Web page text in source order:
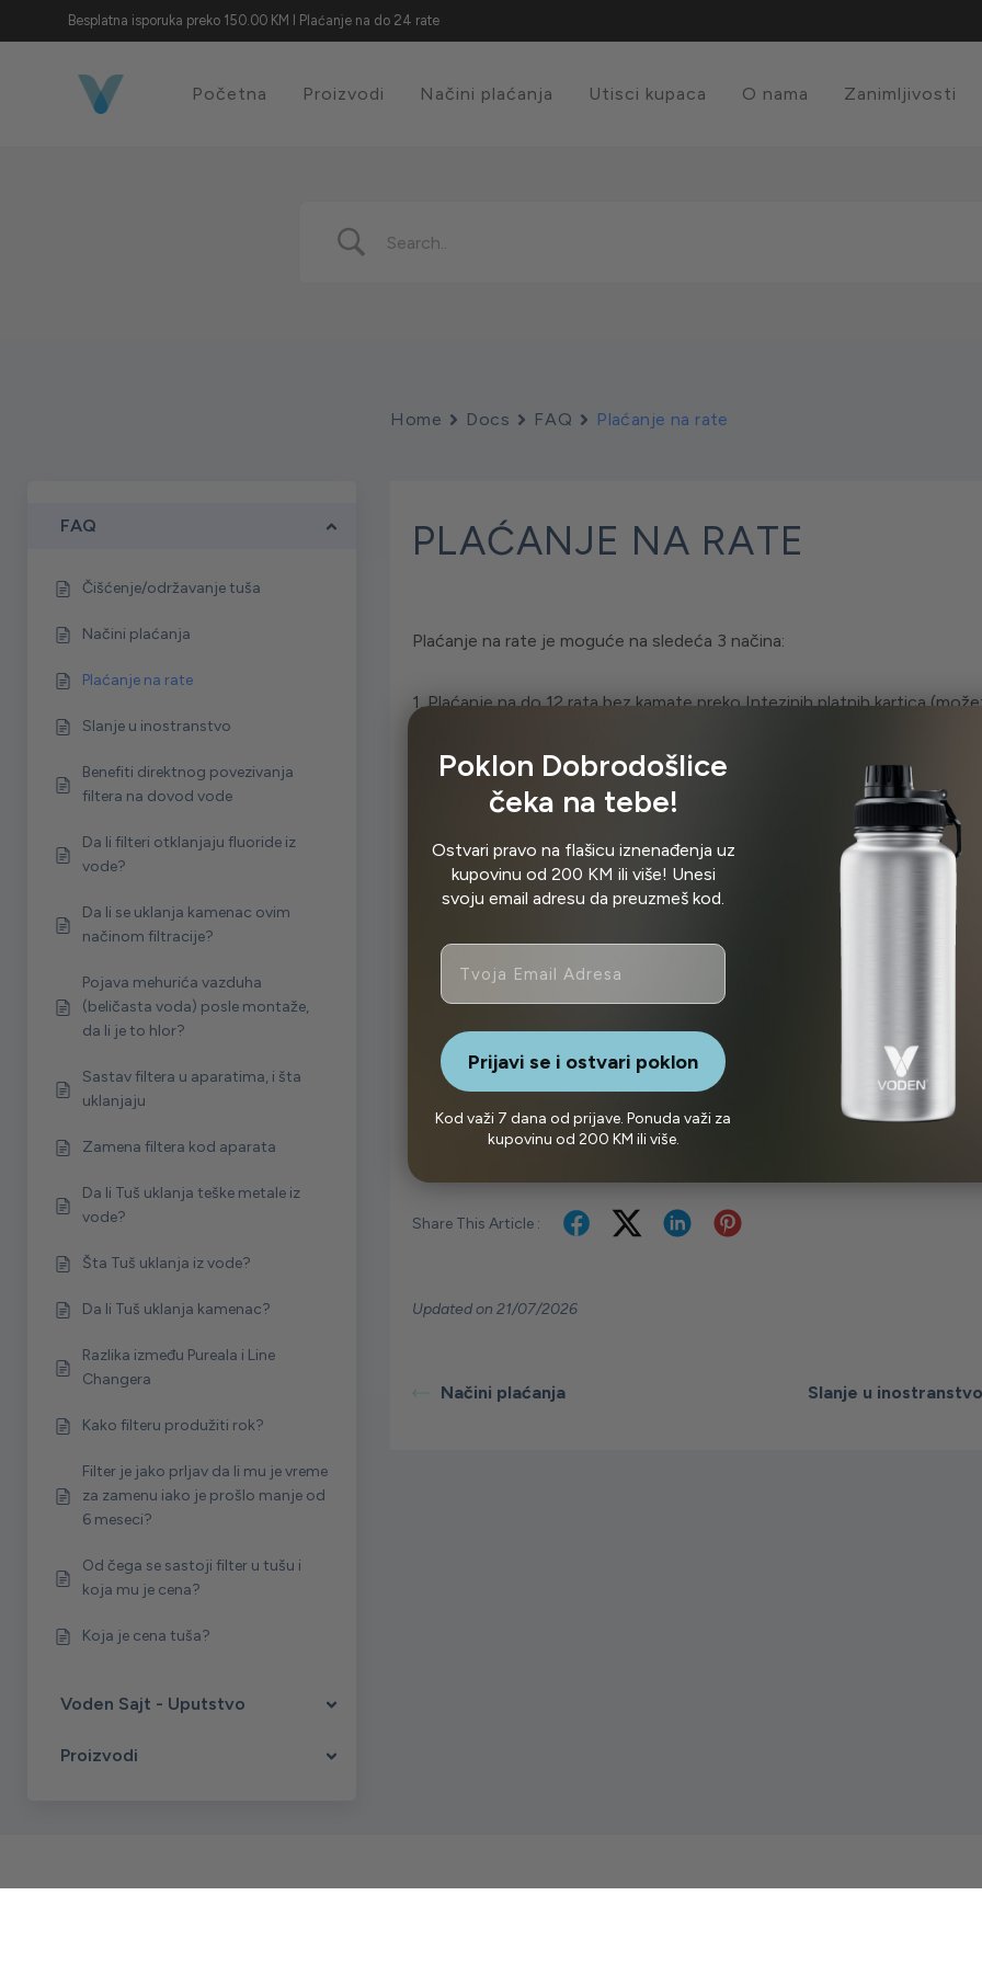
Besplatna isporuka preko 150.00 KM I Plaćanje na do 24 rate
Početna Proizvodi Načini plaćanja Utisci kupaca O nama Zanimljivosti
FAQ
Čišćenje/održavanje tuša
Načini plaćanja
Plaćanje na rate
Slanje u inostranstvo
Benefiti direktnog povezivanja
filtera na dovod vode
Da li filteri otklanjaju fluoride iz
vode?
Da li se uklanja kamenac ovim
načinom filtracije?
Pojava mehurića vazduha
(beličasta voda) posle montaže,
da li je to hlor?
Sastav filtera u aparatima, i šta
uklanjaju
Zamena filtera kod aparata
Da li Tuš uklanja teške metale iz
vode?
Šta Tuš uklanja iz vode?
Da li Tuš uklanja kamenac?
Razlika između Pureala i Line
Changera
Kako filteru produžiti rok?
Filter je jako prljav da li mu je vreme
za zamenu iako je prošlo manje od
6 meseci?
Od čega se sastoji filter u tušu i
koja mu je cena?
Koja je cena tuša?
Voden Sajt - Uputstvo
Proizvodi
Home Docs FAQ Plaćanje na rate
PLAĆANJE NA RATE
Plaćanje na rate je moguće na sledeća 3 načina:
1. Plaćanje na do 12 rata bez kamate preko Intezinih platnih kartica
2. Plaćanje na do 12 rata bez kamate preko administrativne zabrane (na
3. Plaćanje na rate čekovima građana (Vi birate broj rata, maksimum na
Takođe možete napraviti kombinaciju koja Vam najviše odgovara- deo
deo čekovima ili karticom.
Share This Article :
Updated on 21/07/2026
Načini plaćanja Slanje u
Poklon Dobrodošlice
čeka na tebe!
Ostvari pravo na flašicu iznenađenja uz
kupovinu od 200 KM ili više! Unesi
svoju email adresu da preuzmeš kod.
Email
Prijavi se i ostvari poklon
Kod važi 7 dana od prijave. Ponuda važi za
kupovinu od 200 KM ili više.